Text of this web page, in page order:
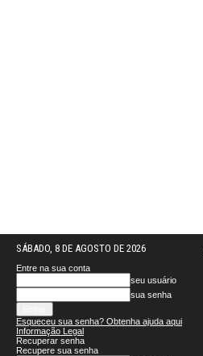
SÁBADO, 8 DE AGOSTO DE 2026
Entre na sua conta
seu usuário
sua senha
Esqueceu sua senha? Obtenha ajuda aqui
Informação Legal
Recuperar senha
Recupere sua senha